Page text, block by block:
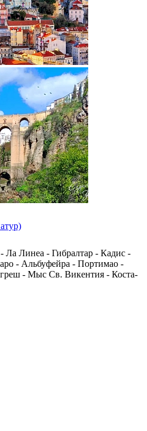
Ла Линеа - Гибралтар - Кадис -
- Альбуфейра - Портимао -
- Мыс Св. Викентия - Коста-